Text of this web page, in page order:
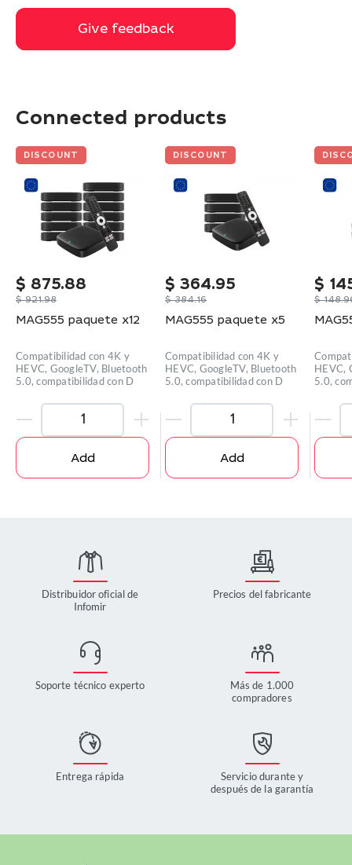
Give feedback
Give feedback
Connected products
DISCOUNT
$ 875.88
$921.98
MAG555 paquete x12
Compatibilidad con 4K y
HEVC, GoogleTV, Bluetooth
5.0, compatibilidad con D
Add
DISCOUNT
$ 364.95
$384.16
MAG555 paquete x5
Compatibilidad con 4K y
HEVC, GoogleTV, Bluetooth
5.0, compatibilidad con D
Add
$
$
HEVC,
5.0,
Distribuidor oficial de
Infomir
Precios del fabricante
Soporte técnico experto
Más de 1.000
compradores
Entrega rápida
Servicio durante y
después de la garantía